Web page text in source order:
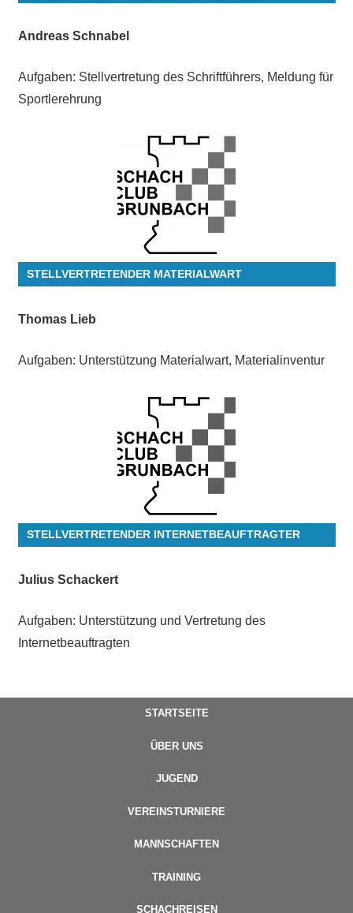
Andreas Schnabel
Aufgaben: Stellvertretung des Schriftführers, Meldung für
Sportlerehrung
STELLVERTRETENDER MATERIALWART
Thomas Lieb
Aufgaben: Unterstützung Materialwart, Materialinventur
STELLVERTRETENDER INTERNETBEAUFTRAGTER
Julius Schackert
Aufgaben: Unterstützung und Vertretung des
Internetbeauftragten
STARTSEITE
ÜBER UNS
JUGEND
VEREINSTURNIERE
MANNSCHAFTEN
TRAINING
SCHACHREISEN